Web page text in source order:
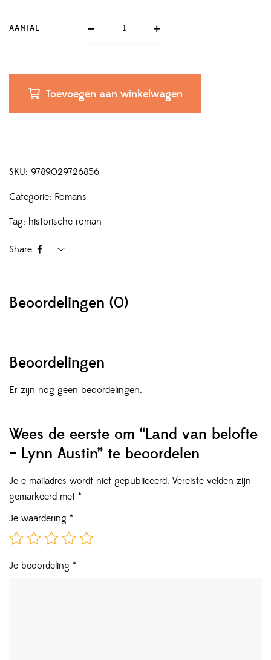
AANTAL
Toevoegen aan winkelwagen
SKU: 9789029726856
Categorie: Romans
Tag: historische roman
Share:
Beoordelingen (0)
Beoordelingen
Er zijn nog geen beoordelingen.
Wees de eerste om “Land van belofte
– Lynn Austin” te beoordelen
Je e-mailadres wordt niet gepubliceerd. Vereiste velden zijn
gemarkeerd met *
Je waardering *
Je beoordeling *